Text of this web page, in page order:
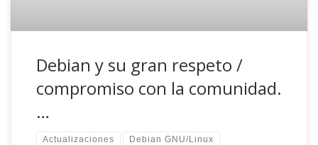
Debian y su gran respeto /
compromiso con la comunidad.
…
Actualizaciones Debian GNU/Linux